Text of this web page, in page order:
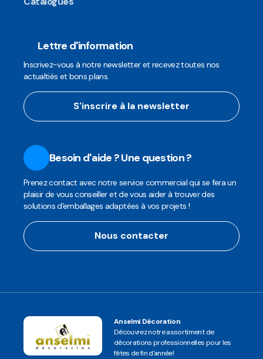
Lettre d'information
Inscrivez-vous à notre newsletter et recevez toutes nos
actualtiés et bons plans.
S'inscrire à la newsletter
Besoin d'aide ? Une question ?
Prenez contact avec notre service commercial qui se fera un
plaisir de vous conseiller et de vous aider à trouver des
solutions d'emballages adaptées à vos projets !
Nous contacter
Anselmi Décoration
Découvrez notre assortiment de
décorations professionnelles pour les
fêtes de fin d'année!